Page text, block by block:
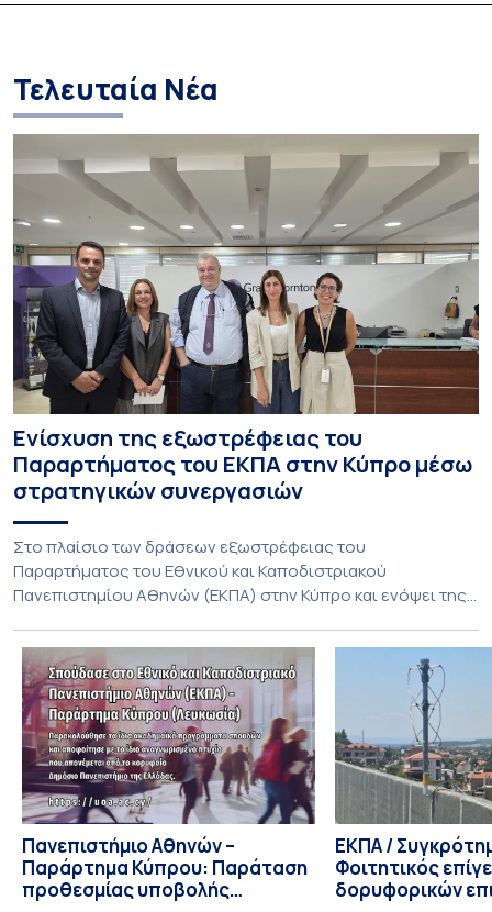
Τελευταία Νέα
Ενίσχυση της εξωστρέφειας του
Παραρτήματος του ΕΚΠΑ στην Κύπρο μέσω
στρατηγικών συνεργασιών
Στο πλαίσιο των δράσεων εξωστρέφειας του
Παραρτήματος του Εθνικού και Καποδιστριακού
Πανεπιστημίου Αθηνών (ΕΚΠΑ) στην Κύπρο και ενόψει της
Τμήματος Οικονομικών Επιστημών και του Τμήματος
Διοίκησης Επιχειρήσεων και Οργανισμών τον Σεπτέμβριο
του 2026, ο Κοσμήτορας της Σχολής Οικονομικών και
Πολιτικών Επιστημών, Καθηγητής Νικόλαος Ηρειώτης, και ο
Πρόεδρος του Τμήματος […]
Πανεπιστήμιο Αθηνών –
Παράρτημα Κύπρου: Παράταση
προθεσμίας υποβολής
ΕΚΠΑ /
Φοιτητικός
δορυφορικών